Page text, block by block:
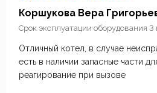
Коршукова Вера
Срок эксплуатации оборудования 3
Отличный котел, в случае
есть в наличии запасные части
реагирование при вызове